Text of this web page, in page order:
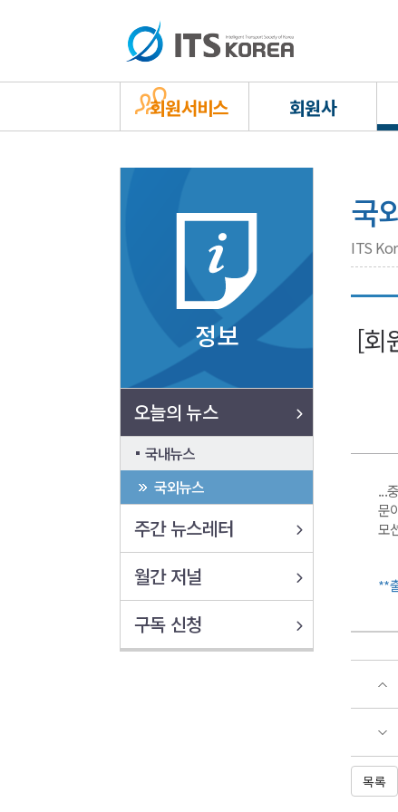
회원서비스 회원사
정보
오늘의 뉴스
국내뉴스
국외뉴스
주간 뉴스레터
월간 저널
구독 신청
국
ITS
[회
...
문
모
**
목록